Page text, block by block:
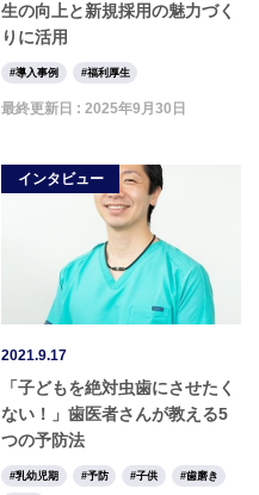
生の向上と新規採用の魅力づく
りに活用
導入事例 福利厚生
最終更新日 :2025年9月30日
インタビュー
2021.9.17
「子どもを絶対虫歯にさせたく
ない！」歯医者さんが教える5
つの予防法
乳幼児期 予防 子供 歯磨き